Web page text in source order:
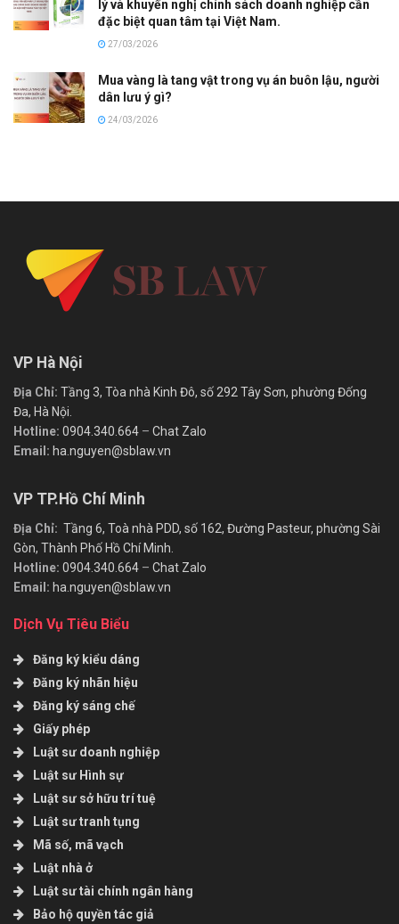
lý và khuyến nghị chính sách doanh nghiệp cần
đặc biệt quan tâm tại Việt Nam.
27/03/2026
Mua vàng là tang vật trong vụ án buôn lậu, người
dân lưu ý gì?
24/03/2026
VP Hà Nội
Địa Chỉ: Tầng 3, Tòa nhà Kinh Đô, số 292 Tây Sơn, phường Đống
Đa, Hà Nội.
Hotline: 0904.340.664 – Chat Zalo
Email: ha.nguyen@sblaw.vn
VP TP.Hồ Chí Minh
Địa Chỉ: Tầng 6, Toà nhà PDD, số 162, Đường Pasteur, phường Sài
Gòn, Thành Phố Hồ Chí Minh.
Hotline: 0904.340.664 – Chat Zalo
Email: ha.nguyen@sblaw.vn
Dịch Vụ Tiêu Biểu
Đăng ký kiểu dáng
Đăng ký nhãn hiệu
Đăng ký sáng chế
Giấy phép
Luật sư doanh nghiệp
Luật sư Hình sự
Luật sư sở hữu trí tuệ
Luật sư tranh tụng
Mã số, mã vạch
Luật nhà ở
Luật sư tài chính ngân hàng
Bảo hộ quyền tác giả